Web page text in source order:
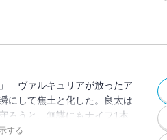
ヴァルキュリアが放ったア
にして焦土と化した。良太は
ろうと、無謀にもナイフ1本
ャンスは一度きり。その
する